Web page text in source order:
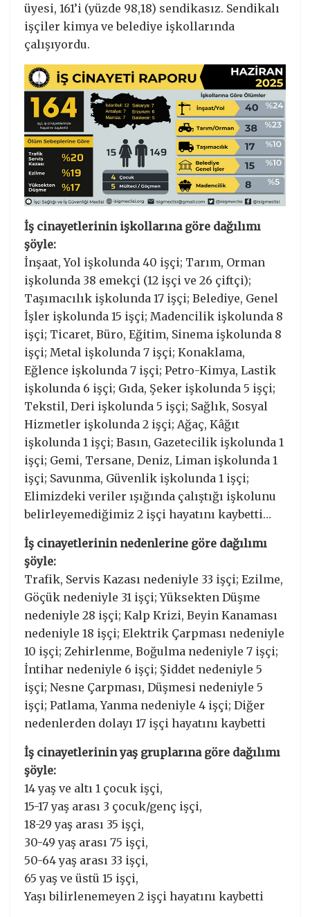
üyesi, 161’i (yüzde 98,18) sendikasız. Sendikalı
işçiler kimya ve belediye işkollarında
çalışıyordu.
İş cinayetlerinin işkollarına göre dağılımı
şöyle:
İnşaat, Yol işkolunda 40 işçi; Tarım, Orman
işkolunda 38 emekçi (12 işçi ve 26 çiftçi);
Taşımacılık işkolunda 17 işçi; Belediye, Genel
İşler işkolunda 15 işçi; Madencilik işkolunda 8
işçi; Ticaret, Büro, Eğitim, Sinema işkolunda 8
işçi; Metal işkolunda 7 işçi; Konaklama,
Eğlence işkolunda 7 işçi; Petro-Kimya, Lastik
işkolunda 6 işçi; Gıda, Şeker işkolunda 5 işçi;
Tekstil, Deri işkolunda 5 işçi; Sağlık, Sosyal
Hizmetler işkolunda 2 işçi; Ağaç, Kâğıt
işkolunda 1 işçi; Basın, Gazetecilik işkolunda 1
işçi; Gemi, Tersane, Deniz, Liman işkolunda 1
işçi; Savunma, Güvenlik işkolunda 1 işçi;
Elimizdeki veriler ışığında çalıştığı işkolunu
belirleyemediğimiz 2 işçi hayatını kaybetti…
İş cinayetlerinin nedenlerine göre dağılımı
şöyle:
Trafik, Servis Kazası nedeniyle 33 işçi; Ezilme,
Göçük nedeniyle 31 işçi; Yüksekten Düşme
nedeniyle 28 işçi; Kalp Krizi, Beyin Kanaması
nedeniyle 18 işçi; Elektrik Çarpması nedeniyle
10 işçi; Zehirlenme, Boğulma nedeniyle 7 işçi;
İntihar nedeniyle 6 işçi; Şiddet nedeniyle 5
işçi; Nesne Çarpması, Düşmesi nedeniyle 5
işçi; Patlama, Yanma nedeniyle 4 işçi; Diğer
nedenlerden dolayı 17 işçi hayatını kaybetti
İş cinayetlerinin yaş gruplarına göre dağılımı
şöyle:
14 yaş ve altı 1 çocuk işçi,
15-17 yaş arası 3 çocuk/genç işçi,
18-29 yaş arası 35 işçi,
30-49 yaş arası 75 işçi,
50-64 yaş arası 33 işçi,
65 yaş ve üstü 15 işçi,
Yaşı bilirlenemeyen 2 işçi hayatını kaybetti